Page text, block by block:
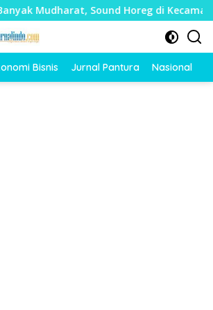
Sound Horeg di Kecamatan
Bisnis Jurnal Pantura Nasional